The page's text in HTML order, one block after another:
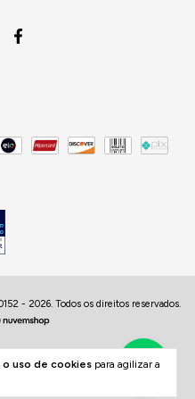
uso de cookies para agilizar a
- 2026. Todos os direitos reservados.